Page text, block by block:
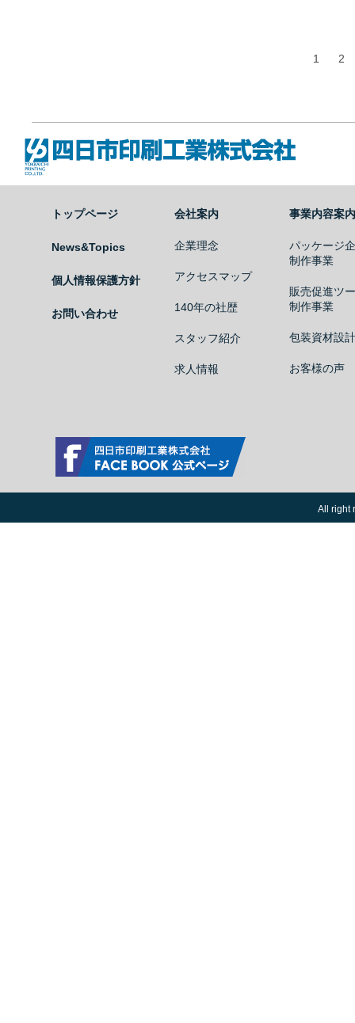
1 2
トップページ
News&Topics
個人情報保護方針
お問い合わせ
会社案内
企業理念
アクセスマップ
140年の社歴
スタッフ紹介
求人情報
事業内容案内
パッケージ
制作事業
販売促進ツ
制作事業
包装資材設
お客様の声
All right